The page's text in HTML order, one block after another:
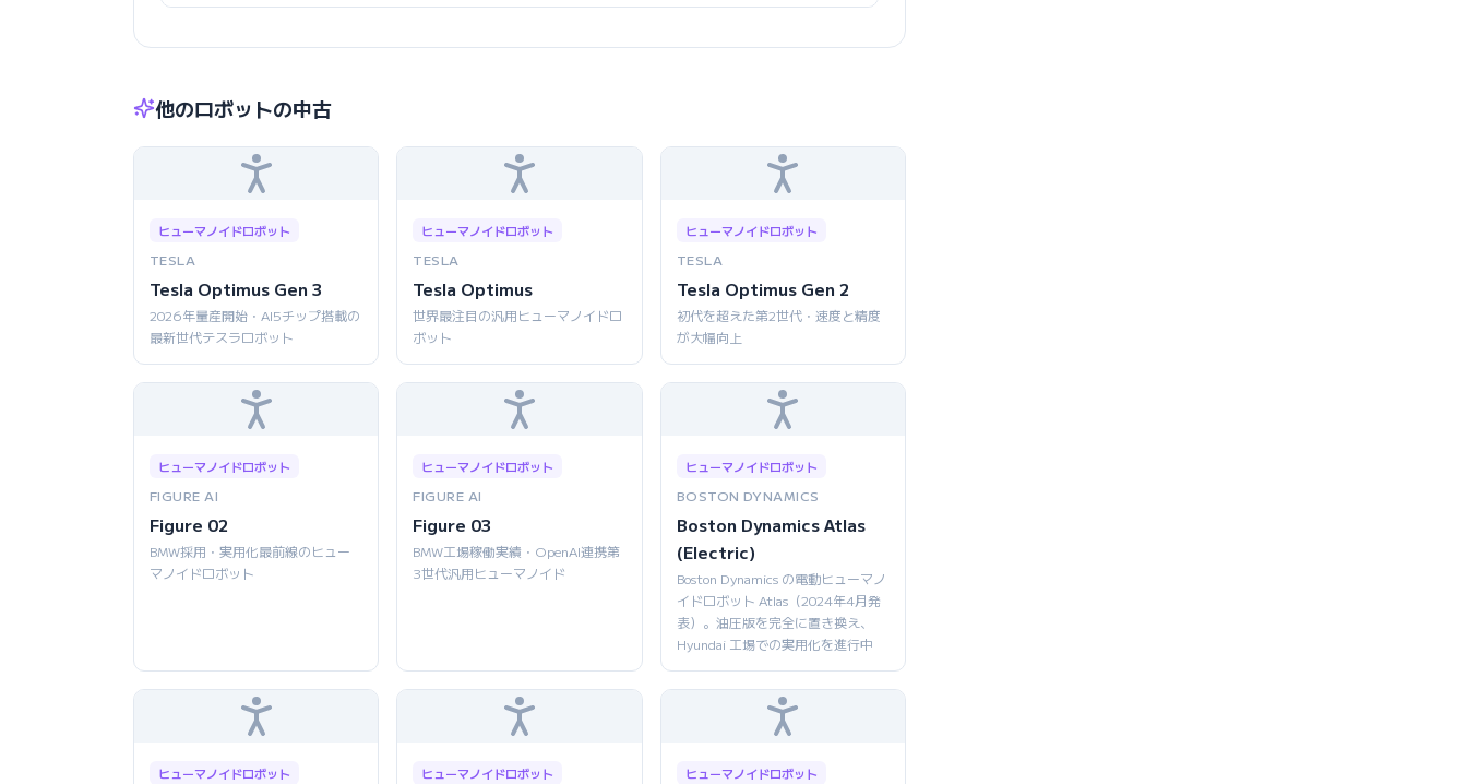
他のロボットの中古
ヒューマノイドロボット
TESLA
Tesla Optimus Gen 3
2026年量産開始・AI5チップ搭載の
最新世代テスラロボット
ヒューマノイドロボット
TESLA
Tesla Optimus
世界最注目の汎用ヒューマノイドロ
ボット
ヒューマノイドロボット
TESLA
Tesla Optimus Gen 2
初代を超えた第2世代・速度と精度
が大幅向上
ヒューマノイドロボット
FIGURE AI
Figure 02
BMW採用・実用化最前線のヒュー
マノイドロボット
ヒューマノイドロボット
FIGURE AI
Figure 03
BMW工場稼働実績・OpenAI連携第
3世代汎用ヒューマノイド
ヒューマノイドロボット
BOSTON DYNAMICS
Boston Dynamics Atlas
(Electric)
Boston Dynamics の電動ヒューマノ
イドロボット Atlas（2024年4月発
表）。油圧版を完全に置き換え、
Hyundai 工場での実用化を進行中
ヒューマノイドロボット ヒューマノイドロボット ヒューマノイドロボット